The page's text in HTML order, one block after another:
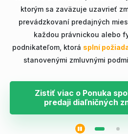
ktorým sa zaväzuje uzavrieť
prevádzkovaní predajných
každou právnickou alebo
podnikateľom, ktorá splní
stanovenými zmluvnými
Zistiť viac o Ponuka
predaji diaľničných